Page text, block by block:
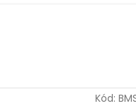
Kód: